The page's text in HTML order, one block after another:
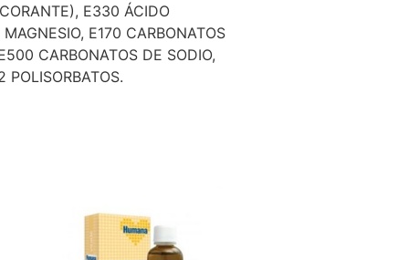
E330 ÁCIDO
E170 CARBONATOS
CARBONATOS DE SODIO,